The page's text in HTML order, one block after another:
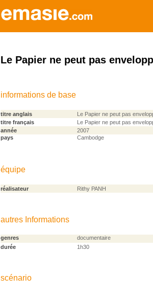
Le Papier ne peut pas
informations de base
titre anglais
Le Papier ne peut pas
titre français
Le Papier ne peut pas
année
2007
pays
Cambodge
équipe
réalisateur Rithy PANH
autres Informations
genres
documentaire
durée
1h30
scénario